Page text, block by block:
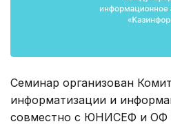
Семинар организован
информатизации и
совместно с ЮНИСЕФ и ОФ